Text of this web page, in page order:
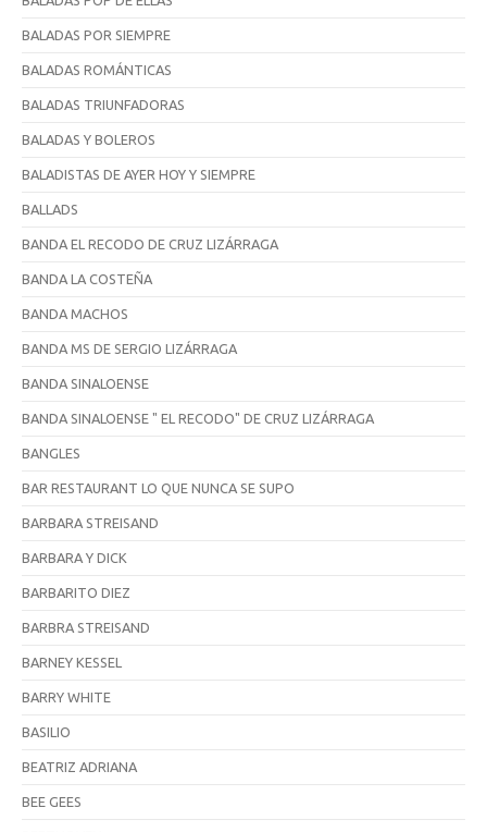
BALADAS POR SIEMPRE
BALADAS ROMÁNTICAS
BALADAS TRIUNFADORAS
BALADAS Y BOLEROS
BALADISTAS DE AYER HOY Y SIEMPRE
BALLADS
BANDA EL RECODO DE CRUZ LIZÁRRAGA
BANDA LA COSTEÑA
BANDA MACHOS
BANDA MS DE SERGIO LIZÁRRAGA
BANDA SINALOENSE
BANDA SINALOENSE " EL RECODO" DE CRUZ LIZÁRRAGA
BANGLES
BAR RESTAURANT LO QUE NUNCA SE SUPO
BARBARA STREISAND
BARBARA Y DICK
BARBARITO DIEZ
BARBRA STREISAND
BARNEY KESSEL
BARRY WHITE
BASILIO
BEATRIZ ADRIANA
BEE GEES